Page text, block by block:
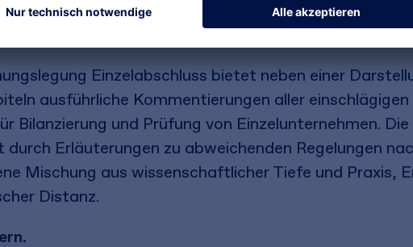
Zugang zur Online-Version mit bequemer
Einzelabschluss bietet neben einer
ausführliche Kommentierungen aller
Bilanzierung und Prüfung von Einzelunternehmen.
Erläuterungen zu abweichenden Regelungen
Mischung aus wissenschaftlicher Tiefe und Praxis,
Distanz.